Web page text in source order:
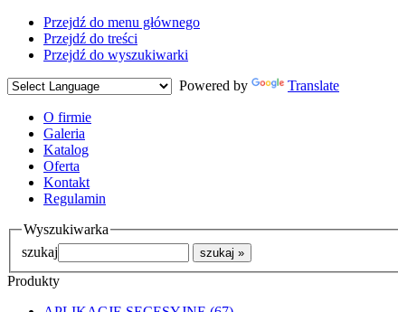
Przejdź do menu głównego
Przejdź do treści
Przejdź do wyszukiwarki
Powered by
Translate
O firmie
Galeria
Katalog
Oferta
Kontakt
Regulamin
Wyszukiwarka
szukaj
Produkty